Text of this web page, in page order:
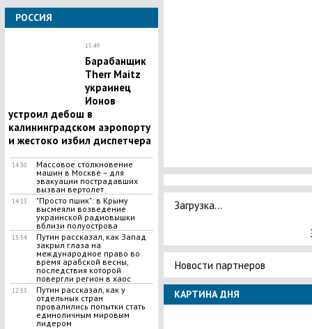
РОССИЯ
15:49
Барабанщик
Therr Maitz
украинец
Ионов
устроил дебош в
калининградском аэропорту
и жестоко избил диспетчера
14:30
Массовое столкновение
машин в Москве – для
эвакуации пострадавших
вызван вертолет
14:13
"Просто пшик": в Крыму
высмеяли возведение
украинской радиовышки
вблизи полуострова
13:54
Путин рассказал, как Запад
закрыл глаза на
международное право во
время арабской весны,
последствия которой
повергли регион в хаос
12:53
Путин рассказал, как у
отдельных стран
провалились попытки стать
единоличным мировым
лидером
Загрузка...
Новости партнеров
КАРТИНА ДНЯ